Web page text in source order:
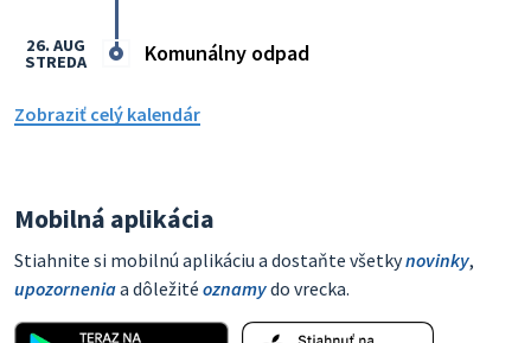
Komunálny odpad
26. AUG
STREDA
Zobraziť celý kalendár
Mobilná aplikácia
Stiahnite si mobilnú aplikáciu a dostaňte všetkynovinky,
upozorneniaa dôležité oznamydo vrecka.